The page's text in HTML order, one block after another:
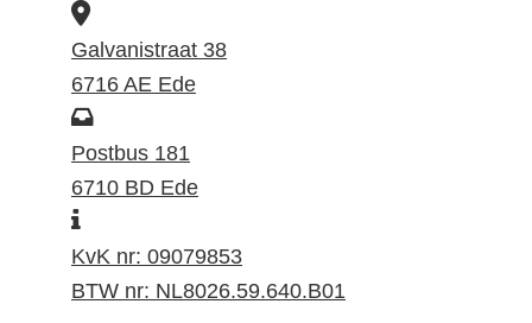
B
e
z
o
e
k
d
r
Galvanistraat 38
6716 AE Ede
P
o
s
a
d
Postbus 181
6710 BD Ede
I
n
f
KvK nr: 09079853
BTW nr: NL8026.59.640.B01